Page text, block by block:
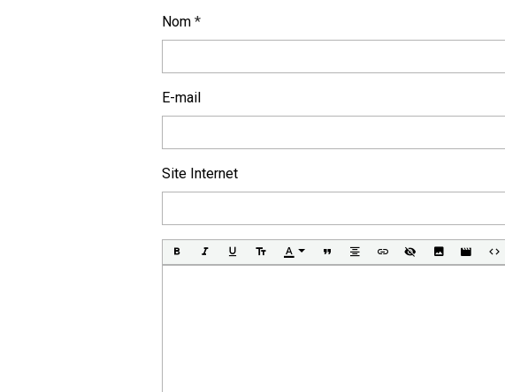
Nom
E-mail
Site Internet